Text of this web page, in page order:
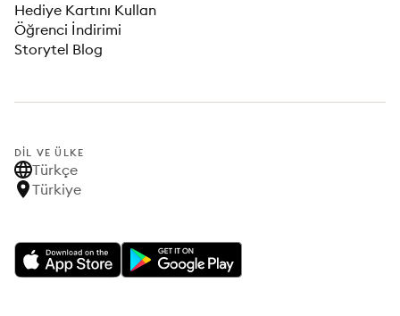
Hediye Kartını Kullan
Öğrenci İndirimi
Storytel Blog
DIL VE ÜLKE
Türkçe
Türkiye